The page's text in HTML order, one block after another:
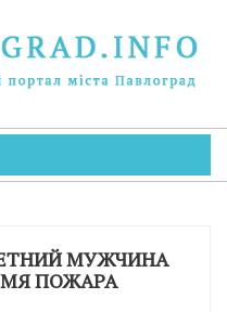
МУЖЧИНА
ПОЖАРА